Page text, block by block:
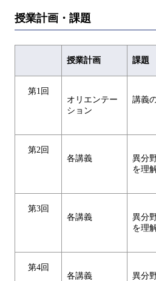
授業計画・課題
授業計画 課題
第1回
オリエンテー
ション
講義
第2回
各講義
異分
を理
第3回
各講義
異分
を理
第4回
各講義
異分